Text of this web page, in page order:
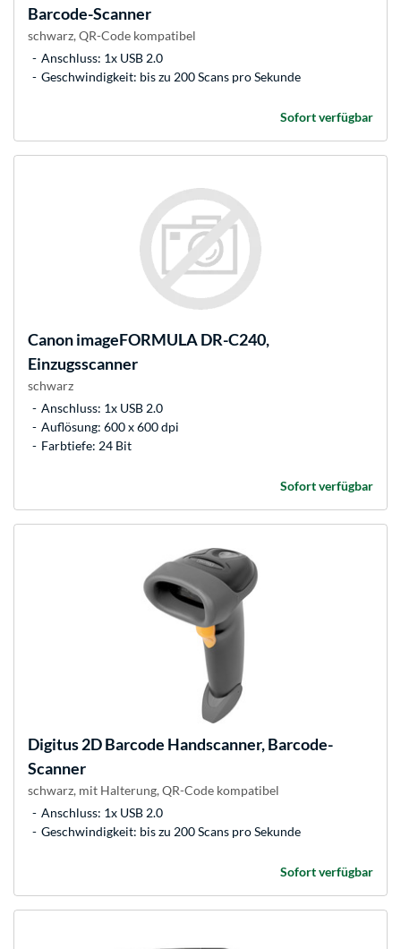
Barcode-Scanner
schwarz, QR-Code kompatibel
Anschluss: 1x USB 2.0
Geschwindigkeit: bis zu 200 Scans pro Sekunde
Sofort verfügbar
CanonimageFORMULA DR-C240,
Einzugsscanner
schwarz
Anschluss: 1x USB 2.0
Auflösung: 600 x 600 dpi
Farbtiefe: 24 Bit
Sofort verfügbar
Digitus2D Barcode Handscanner, Barcode-
Scanner
schwarz, mit Halterung, QR-Code kompatibel
Anschluss: 1x USB 2.0
Geschwindigkeit: bis zu 200 Scans pro Sekunde
Sofort verfügbar